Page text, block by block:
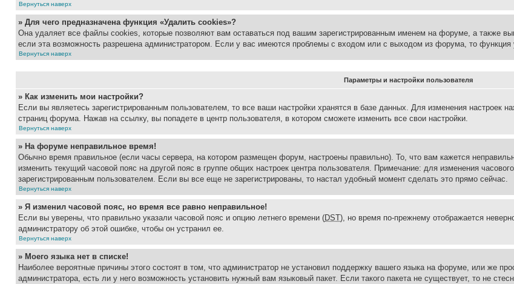
Вернуться наверх
» Для чего предназначена функция «Удалить cookies»?
Она удаляет все файлы cookies, которые позволяют вам оставаться под вашим зарегистрированным именем на форуме, а также
если эта возможность разрешена администратором. Если у вас имеются проблемы с входом или с выходом из форума, то
Вернуться наверх
Параметры и настройки пользователя
» Как изменить мои настройки?
Если вы являетесь зарегистрированным пользователем, то все ваши настройки хранятся в базе данных. Для изменения настроек
страниц форума. Нажав на ссылку, вы попадете в центр пользователя, в котором сможете изменить все свои настройки.
Вернуться наверх
» На форуме неправильное время!
Обычно время правильное (если часы сервера, на котором размещен форум, настроены правильно). То, что вам кажется
изменить текущий часовой пояс на другой пояс в группе общих настроек центра пользователя. Примечание: для изменения
зарегистрированным пользователем. Если вы все еще не зарегистрированы, то настал удобный момент сделать это прямо сейчас.
Вернуться наверх
» Я изменил часовой пояс, но время все равно неправильное!
Если вы уверены, что правильно указали часовой пояс и опцию летнего времени (DST), но время по-прежнему отображается
администратору об этой ошибке, чтобы он устранил ее.
Вернуться наверх
» Моего языка нет в списке!
Наиболее вероятные причины этого состоят в том, что администратор не установил поддержку вашего языка на форуме, или же
администратора, есть ли у него возможность установить нужный вам языковый пакет. Если такого пакета не существует, то не